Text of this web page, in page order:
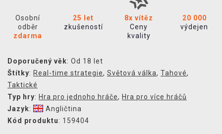
Osobní
odběr
zdarma
25 let
zkušeností
8x vítěz
Ceny
kvality
20 000
výdejen
Doporučený věk: Od 18 let
Štítky: Real-time strategie, Světová válka, Tahové,
Taktické
Typ hry: Hra pro jednoho hráče, Hra pro více hráčů
Jazyk:
Angličtina
Kód produktu: 159404